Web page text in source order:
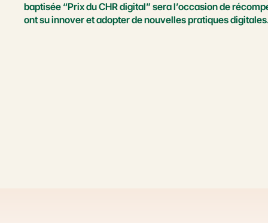
baptisée “Prix du CHR digital” sera l’occasion de
ont su innover et adopter de nouvelles pratiques